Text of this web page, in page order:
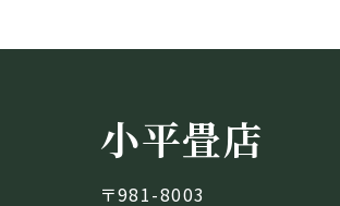
小平畳店
〒981-8003